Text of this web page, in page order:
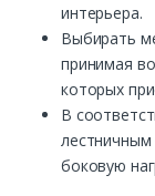
интерьера.
Выбирать
принимая
которых
В
боковую